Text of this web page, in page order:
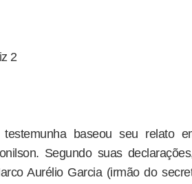
2
testemunha baseou seu relato
Segundo suas
Aurélio Garcia (irmão do